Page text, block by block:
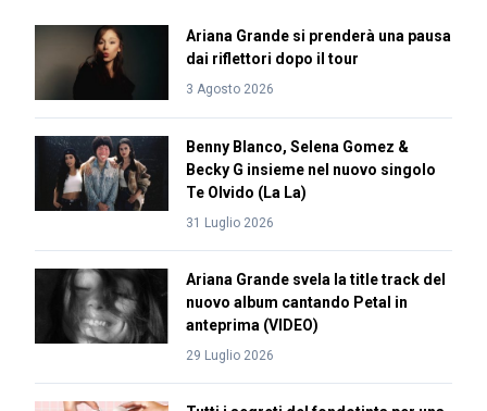
Ariana Grande si prenderà una pausa
dai riflettori dopo il tour
3 Agosto 2026
Benny Blanco, Selena Gomez &
Becky G insieme nel nuovo singolo
Te Olvido (La La)
31 Luglio 2026
Ariana Grande svela la title track del
nuovo album cantando Petal in
anteprima (VIDEO)
29 Luglio 2026